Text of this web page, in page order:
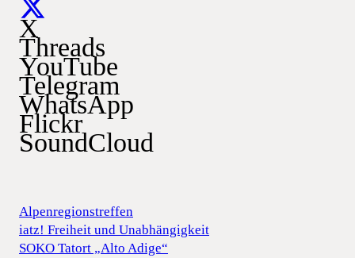
X
Threads
YouTube
Telegram
WhatsApp
Flickr
SoundCloud
Alpenregionstreffen
iatz! Freiheit und Unabhängigkeit
SOKO Tatort „Alto Adige“